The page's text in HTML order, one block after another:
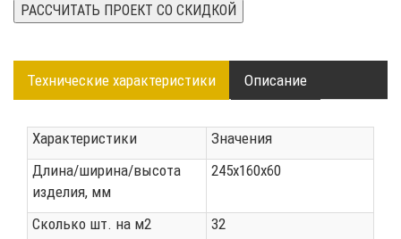
РАССЧИТАТЬ ПРОЕКТ СО СКИДКОЙ
Технические характеристики Описание
Характеристики
Значения
Длина/ширина/высота
изделия, мм
245x160x60
Сколько шт. на м2
32